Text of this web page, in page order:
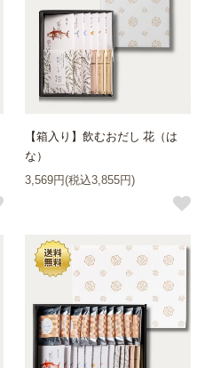
【箱入り】飲むおだし 花（は
な）
3,569円(税込3,855円)